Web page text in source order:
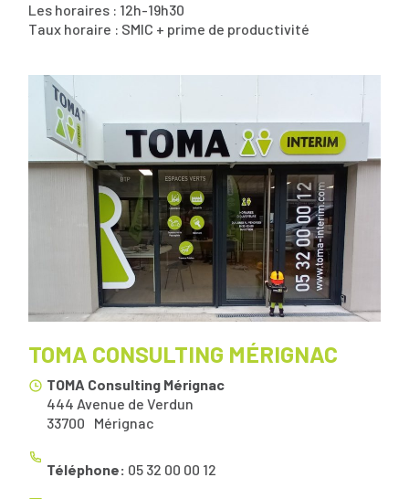
Les horaires : 12h-19h30
Taux horaire : SMIC + prime de productivité
TOMA CONSULTING MÉRIGNAC
TOMA Consulting Mérignac
444 Avenue de Verdun
Mérignac
33700
Téléphone: 05 32 00 00 12